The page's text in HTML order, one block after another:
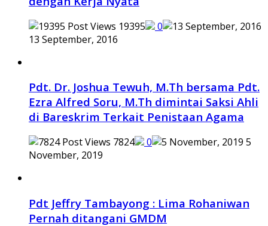
19395
0
13 September, 2016
Pdt. Dr. Joshua Tewuh, M.Th bersama Pdt.
Ezra Alfred Soru, M.Th dimintai Saksi Ahli
di Bareskrim Terkait Penistaan Agama
7824 0
5
November, 2019
Pdt Jeffry Tambayong : Lima Rohaniwan
Pernah ditangani GMDM